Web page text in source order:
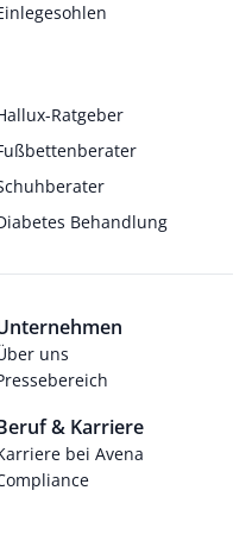
Ratgeber
Behandlung
uns
& Karriere
bei Avena